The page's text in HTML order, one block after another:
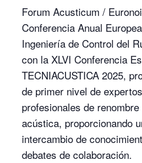
Forum Acusticum /
Conferencia Anual
Ingeniería de Control del
con la XLVI Conferencia
TECNIACUSTICA 2025,
de primer nivel de
profesionales de
acústica, proporcionando
intercambio de
debates de colaboración.